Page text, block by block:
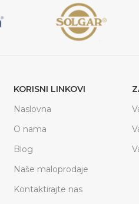
KORISNI LINKOVI
Naslovna
O nama
Blog
Naše maloprodaje
Kontaktirajte nas